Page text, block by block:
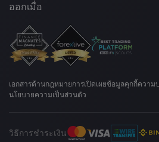
ออกเมื่อ
เอกสารด้านกฎหมายการเปิดเผยข้อมูลคุกกี้ความ
นโยบายความเป็นส่วนตัว
วิธีการชำระเงิน